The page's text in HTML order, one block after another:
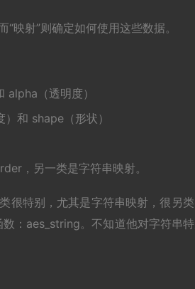
射”则确定如何使用这些数据。
（透明度）
和 shape（形状）
，另一类是字符串映射。
很特别，尤其是字符串映射，很另
：aes_string。不知道他对字符串